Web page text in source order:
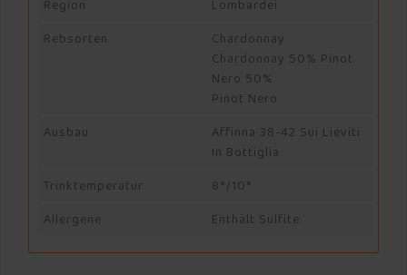
Region
Lombardei
Rebsorten
Chardonnay
Chardonnay 50% Pinot
Nero 50%
Pinot Nero
Ausbau
Affinna 38-42 Sui Lieviti
In Bottiglia
Trinktemperatur
8°/10°
Allergene
Enthält Sulfite